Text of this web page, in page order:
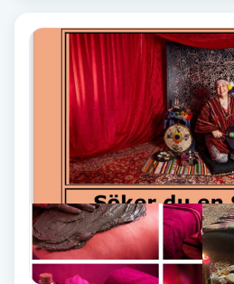
Nagelsvamp
Nageltrång
Nagelvård
Naglar borttagning
Naglar reparation